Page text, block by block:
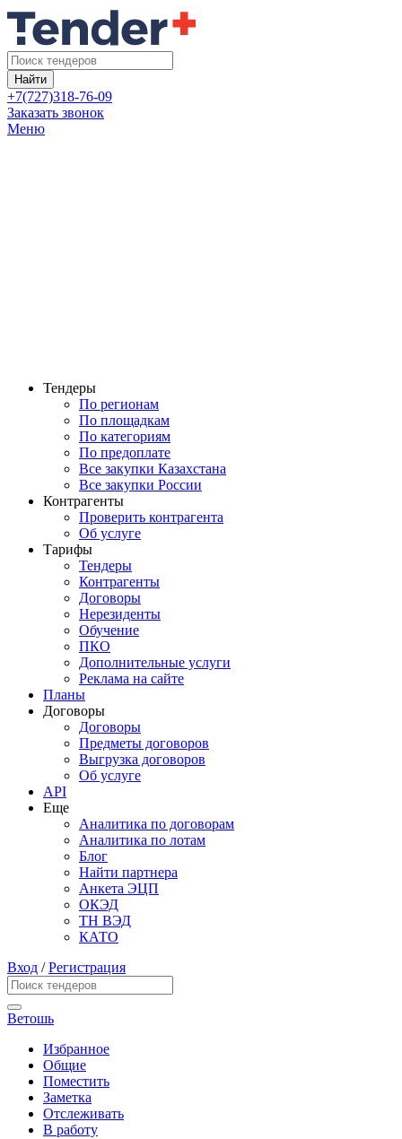
Найти
+7(727)318-76-09
Заказать звонок
Меню
Тендеры
По регионам
По площадкам
По категориям
По предоплате
Все закупки Казахстана
Все закупки России
Контрагенты
Проверить контрагента
Об услуге
Тарифы
Тендеры
Контрагенты
Договоры
Нерезиденты
Обучение
ПКО
Дополнительные услуги
Реклама на сайте
Планы
Договоры
Договоры
Предметы договоров
Выгрузка договоров
Об услуге
API
Еще
Аналитика по договорам
Аналитика по лотам
Блог
Найти партнера
Анкета ЭЦП
ОКЭД
ТН ВЭД
КАТО
Вход /Регистрация
Ветошь
Избранное
Общие
Поместить
Заметка
Отслеживать
В работу